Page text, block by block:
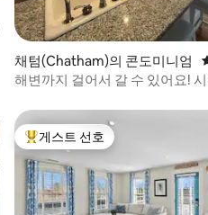
점 만점), 후기 137개
채텀(Chatham)의 콘도미니엄
해변까지 걸어서 갈 수 있어요! 시
상위 게스트 선호
게스트 선호